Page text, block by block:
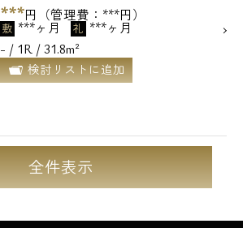
***円（管理費：***円）
敷 ***ヶ月 礼 ***ヶ月
- / 1R / 31.8m²
検討リストに追加
全件表示